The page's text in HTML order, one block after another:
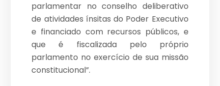
parlamentar no conselho deliberativo
de atividades ínsitas do Poder Executivo
e financiado com recursos públicos, e
que é fiscalizada pelo próprio
parlamento no exercício de sua missão
constitucional”.